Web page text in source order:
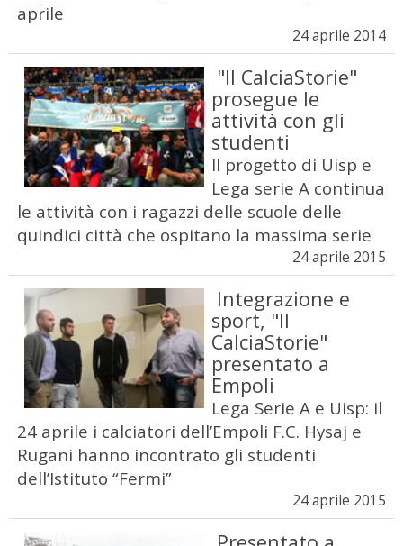
aprile
24 aprile 2014
"Il CalciaStorie"
prosegue le
attività con gli
studenti
Il progetto di Uisp e
Lega serie A continua
le attività con i ragazzi delle scuole delle
quindici città che ospitano la massima serie
24 aprile 2015
Integrazione e
sport, "Il
CalciaStorie"
presentato a
Empoli
Lega Serie A e Uisp: il
24 aprile i calciatori dell’Empoli F.C. Hysaj e
Rugani hanno incontrato gli studenti
dell’Istituto “Fermi”
24 aprile 2015